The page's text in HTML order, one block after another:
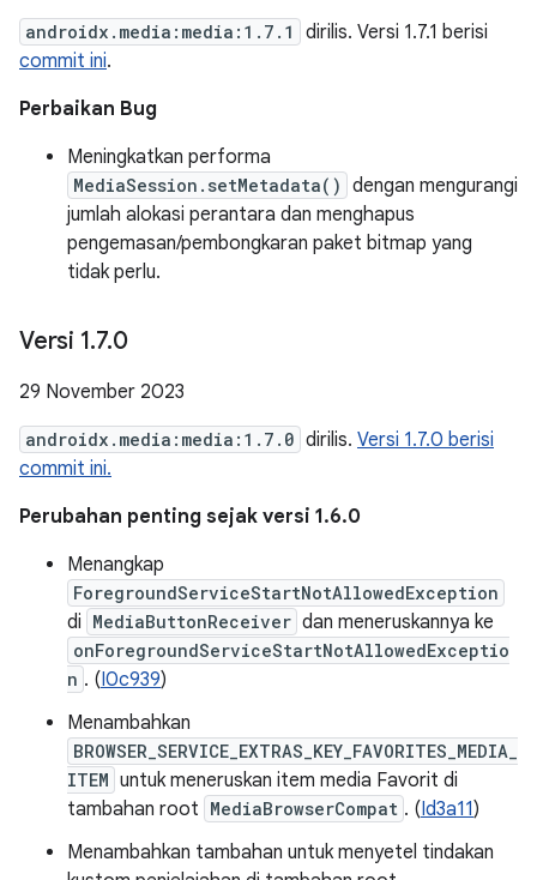
androidx.media:media:1.7.1
dirilis. Versi 1.7.1 berisi
commit ini.
Perbaikan Bug
Meningkatkan performa
MediaSession.setMetadata() dengan mengurangi
jumlah alokasi perantara dan menghapus
pengemasan/pembongkaran paket bitmap yang
tidak perlu.
Versi 1.7.0
29 November 2023
androidx.media:media:1.7.0 dirilis. Versi 1.7.0 berisi
commit ini.
Perubahan penting sejak versi 1.6.0
Menangkap
ForegroundServiceStartNotAllowedException
di MediaButtonReceiver dan meneruskannya ke
onForegroundServiceStartNotAllowedExceptio
n . (I0c939)
Menambahkan
BROWSER_SERVICE_EXTRAS_KEY_FAVORITES_MEDIA_
ITEM untuk meneruskan item media Favorit di
tambahan root MediaBrowserCompat . (Id3a11)
Menambahkan tambahan untuk menyetel tindakan